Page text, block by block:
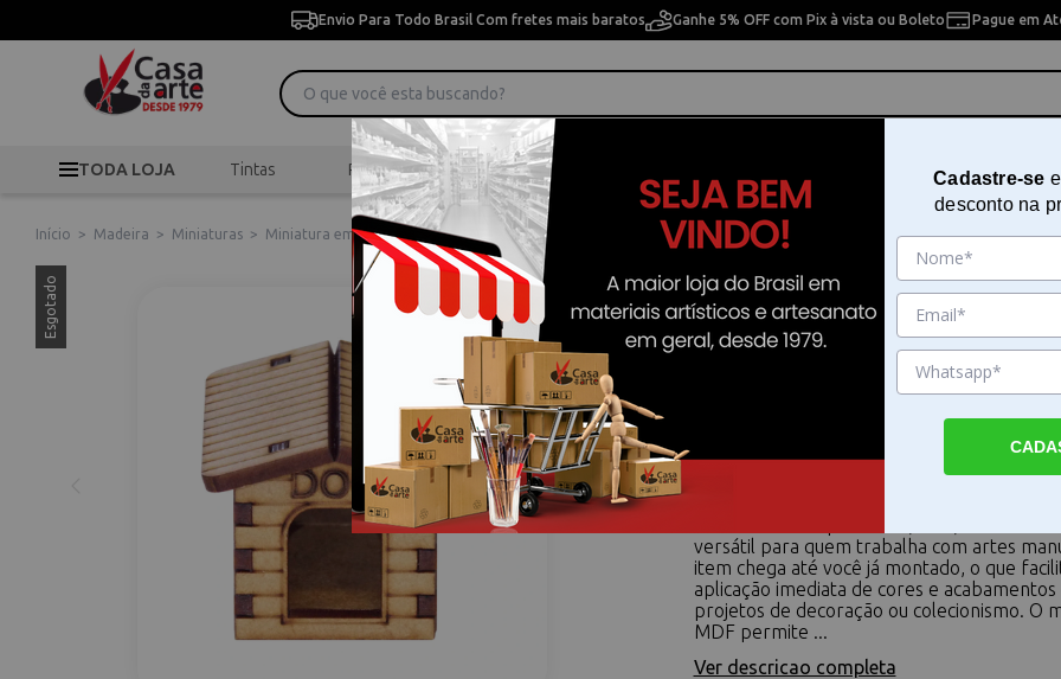
Envio Para Todo Brasil Com fretes mais baratos Ganhe 5% OFF com Pix à vista ou Boleto Pague em
TODA LOJA Tintas Pincéis Desenho Pintura
Início > Madeira > Miniaturas > Miniatura em MDF Casinha de Cachorro Woodplan 4 x 5,5 x 4,5 cm - M1046
Esgotado
Miniatura em MDF Casinha de
Woodplan 4 x 5,5 x 4,5 cm - M1046
Miniatura em MDF Casinha de Cachorro
versátil para quem trabalha com artes
item chega até você já montado, o que
aplicação imediata de cores e acabamentos
projetos de decoração ou colecionismo. O
MDF permite ...
Ver descricao completa
Cadastre-se
desconto na